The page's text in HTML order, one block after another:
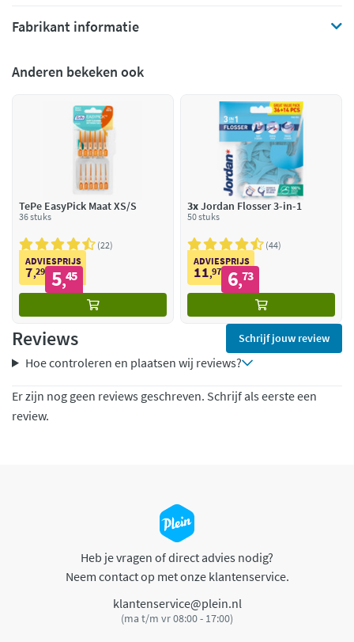
Fabrikant informatie
Anderen bekeken ook
TePe EasyPick Maat XS/S
36 stuks
22
ADVIESPRIJS
7,29 5,45
3xJordan Flosser 3-in-1
50 stuks
44
ADVIESPRIJS
11,97 6,73
Reviews Schrijf jouw review
Hoe controleren en plaatsen wij reviews?
Er zijn nog geen reviews geschreven. Schrijf als eerste een
review.
Heb je vragen of direct advies nodig?
Neem contact op met onze klantenservice.
klantenservice@plein.nl
(ma t/m vr 08:00 - 17:00)